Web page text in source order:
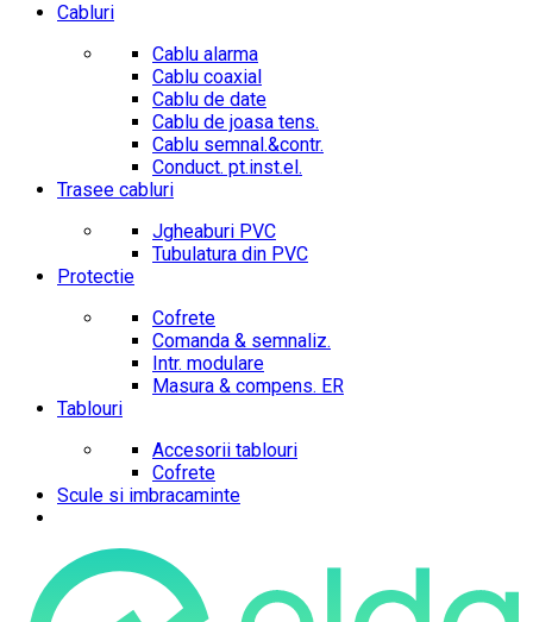
Cabluri
Cablu alarma
Cablu coaxial
Cablu de date
Cablu de joasa tens.
Cablu semnal.&contr.
Conduct. pt.inst.el.
Trasee cabluri
Jgheaburi PVC
Tubulatura din PVC
Protectie
Cofrete
Comanda & semnaliz.
Intr. modulare
Masura & compens. ER
Tablouri
Accesorii tablouri
Cofrete
Scule si imbracaminte